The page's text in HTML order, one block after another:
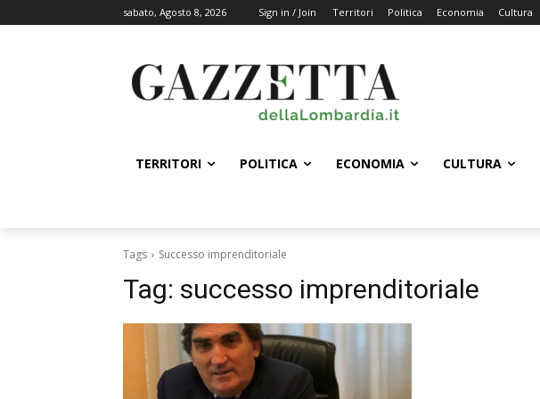
sabato, Agosto 8, 2026 Sign in / Join Territori Politica Economia Cultura
TERRITORI POLITICA ECONOMIA CULTURA
Tags Successo imprenditoriale
Tag: successo imprenditoriale